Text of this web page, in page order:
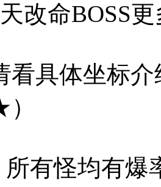
天改命
看具体坐
所有怪均有